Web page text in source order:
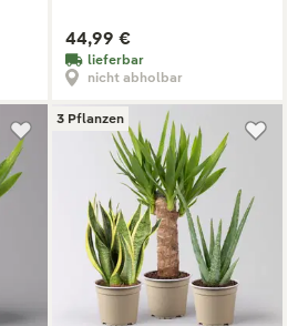
44,99 €
lieferbar
nicht abholbar
3 Pflanzen